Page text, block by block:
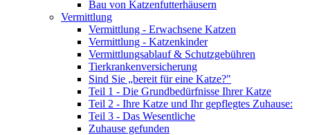
Bau von Katzenfutterhäusern
Vermittlung
Vermittlung - Erwachsene Katzen
Vermittlung - Katzenkinder
Vermittlungsablauf & Schutzgebühren
Tierkrankenversicherung
Sind Sie „bereit für eine Katze?"
Teil 1 - Die Grundbedürfnisse Ihrer Katze
Teil 2 - Ihre Katze und Ihr gepflegtes Zuhause:
Teil 3 - Das Wesentliche
Zuhause gefunden